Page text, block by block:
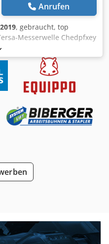
Anrufen
2019, gebraucht, top
Messerwelle Chedpfxey
Typ FS41C Baujahr
baumustergeprüft Motor
ca. 220 mm
Brückenschutz
geräuscharm
f. Hobelhöhe analog
ca. 5500 €